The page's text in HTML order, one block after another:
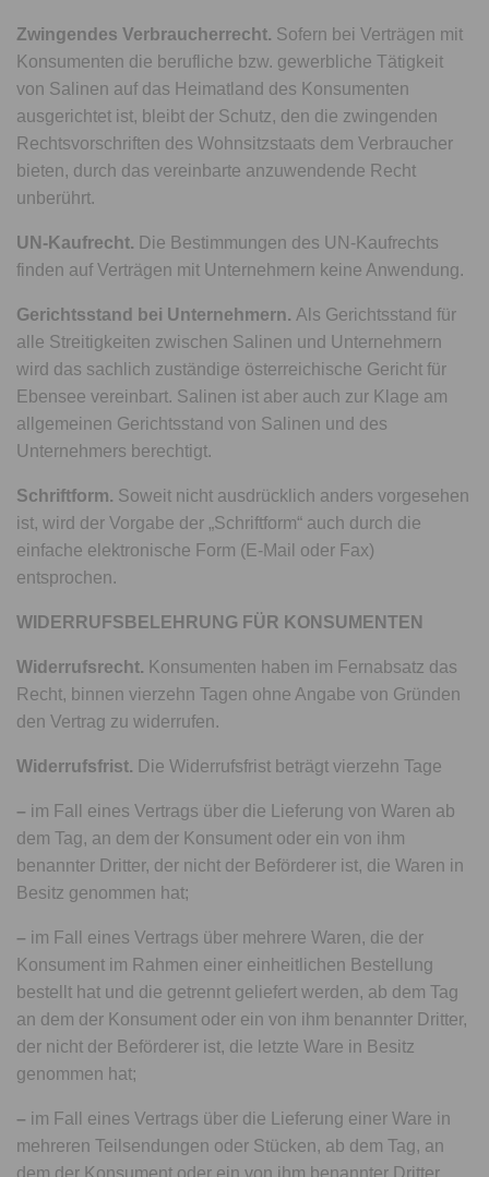
Zwingendes Verbraucherrecht. Sofern bei Verträgen mit
Konsumenten die berufliche bzw. gewerbliche Tätigkeit
von Salinen auf das Heimatland des Konsumenten
ausgerichtet ist, bleibt der Schutz, den die zwingenden
Rechtsvorschriften des Wohnsitzstaats dem Verbraucher
bieten, durch das vereinbarte anzuwendende Recht
unberührt.
UN-Kaufrecht. Die Bestimmungen des UN-Kaufrechts
finden auf Verträgen mit Unternehmern keine Anwendung.
Gerichtsstand bei Unternehmern. Als Gerichtsstand für
alle Streitigkeiten zwischen Salinen und Unternehmern
wird das sachlich zuständige österreichische Gericht für
Ebensee vereinbart. Salinen ist aber auch zur Klage am
allgemeinen Gerichtsstand von Salinen und des
Unternehmers berechtigt.
Schriftform. Soweit nicht ausdrücklich anders vorgesehen
ist, wird der Vorgabe der „Schriftform“ auch durch die
einfache elektronische Form (E-Mail oder Fax)
entsprochen.
WIDERRUFSBELEHRUNG FÜR KONSUMENTEN
Widerrufsrecht. Konsumenten haben im Fernabsatz das
Recht, binnen vierzehn Tagen ohne Angabe von Gründen
den Vertrag zu widerrufen.
Widerrufsfrist. Die Widerrufsfrist beträgt vierzehn Tage
– im Fall eines Vertrags über die Lieferung von Waren ab
dem Tag, an dem der Konsument oder ein von ihm
benannter Dritter, der nicht der Beförderer ist, die Waren in
Besitz genommen hat;
– im Fall eines Vertrags über mehrere Waren, die der
Konsument im Rahmen einer einheitlichen Bestellung
bestellt hat und die getrennt geliefert werden, ab dem Tag
an dem der Konsument oder ein von ihm benannter Dritter,
der nicht der Beförderer ist, die letzte Ware in Besitz
genommen hat;
– im Fall eines Vertrags über die Lieferung einer Ware in
mehreren Teilsendungen oder Stücken, ab dem Tag, an
dem der Konsument oder ein von ihm benannter Dritter,